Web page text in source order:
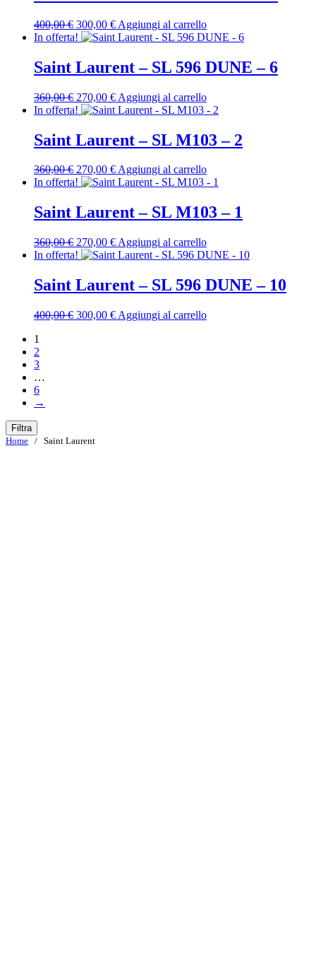
400,00€ Il
prezzo
era:
400,00 €.
300,00 €Il
prezzo
300,00 €.
Aggiungi al carrello
In offerta!
Saint Laurent – SL 596 DUNE – 6
360,00€ Il
prezzo
era:
360,00 €.
270,00 €Il
prezzo
270,00 €.
Aggiungi al carrello
In offerta!
Saint Laurent – SL M103 – 2
360,00€ Il
prezzo
era:
360,00 €.
270,00 €Il
prezzo
è:
270,00 €.
Aggiungi al carrello
In offerta!
Saint Laurent – SL M103 – 1
360,00€ Il
prezzo
era:
360,00 €.
270,00 €Il
prezzo
270,00 €.
Aggiungi al carrello
In offerta!
Saint Laurent – SL 596 DUNE – 10
400,00€ Il
300,00 €IlAggiungi al carrello
1
2
3
…
6
→
Filtra
Home / Saint Laurent